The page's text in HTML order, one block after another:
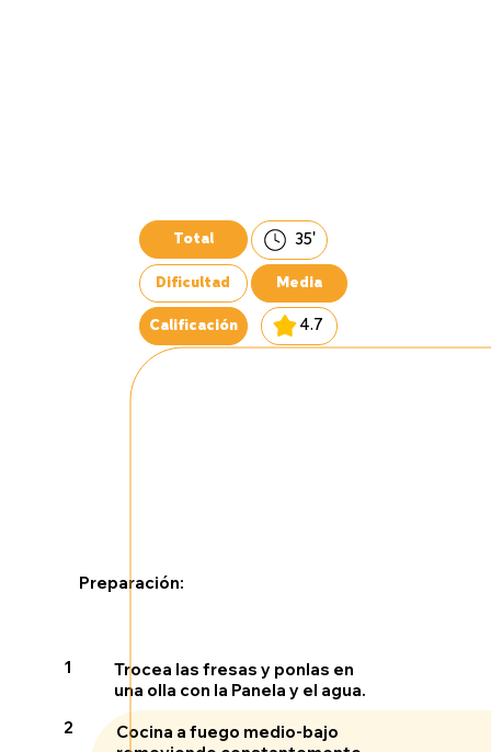
Preparación:
1
Trocea las fresas y ponlas en
una olla con la Panela y el agua.
2
Cocina a fuego medio-bajo
Total 35'
Dificultad Media
Calificación 4.7